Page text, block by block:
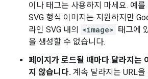
이나 태그는 사용하지 마세요. 예
SVG 형식 이미지는 지원하지만
라인 SVG 내의
<image> 태그에
을 생성할 수 없습니다.
페이지가 로드될 때마다 달라지는
지 않습니다. 계속 달라지는 URL을